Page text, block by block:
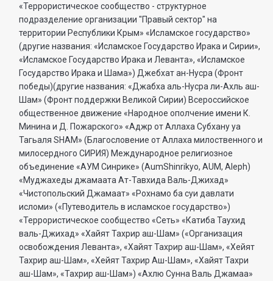
«Террористическое сообщество - структурное
подразделение организации "Правый сектор" на
территории Республики Крым» «Исламское государство»
(другие названия: «Исламское Государство Ирака и Сирии»,
«Исламское Государство Ирака и Леванта», «Исламское
Государство Ирака и Шама») Джебхат ан-Нусра (Фронт
победы)(другие названия: «Джабха аль-Нусра ли-Ахль аш-
Шам» (Фронт поддержки Великой Сирии) Всероссийское
общественное движение «Народное ополчение имени К.
Минина и Д. Пожарского» «Аджр от Аллаха Субхану уа
Тагьаля SHAM» (Благословение от Аллаха милоственного и
милосердного СИРИЯ) Международное религиозное
объединение «АУМ Синрике» (AumShinrikyo, AUM, Aleph)
«Муджахеды джамаата Ат-Тавхида Валь-Джихад»
«Чистопольский Джамаат» «Рохнамо ба суи давлати
исломи» («Путеводитель в исламское государство»)
«Террористическое сообщество «Сеть» «Катиба Таухид
валь-Джихад» «Хайят Тахрир аш-Шам» («Организация
освобождения Леванта», «Хайят Тахрир аш-Шам», «Хейят
Тахрир аш-Шам», «Хейят Тахрир Аш-Шам», «Хайят Тахри
аш-Шам», «Тахрир аш-Шам») «Ахлю Сунна Валь Джамаа»